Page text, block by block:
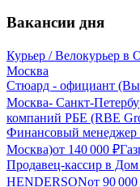
Вакансии дня
Курьер / Велокурьер в
Москва
Стюард - официант
Москва- Санкт-
компаний РБЕ (RBE
Финансовый менеджер
Москва)от 140 000 ₽
Продавец-кассир в
HENDERSONот 90 000